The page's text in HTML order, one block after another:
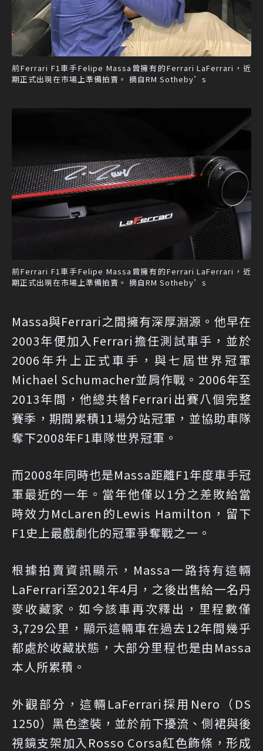
前Ferrari F1車手Felipe Massa曾擁有的Ferrari LaFerrari，近
期正式出現在市場上準備拍賣。 摘自RM Sotheby’s
前Ferrari F1車手Felipe Massa曾擁有的Ferrari LaFerrari，近
期正式出現在市場上準備拍賣。 摘自RM Sotheby’s
Massa與Ferrari之間擁有深厚淵源。他早在
2003年便加入Ferrari擔任測試車手，並於
2006年升上正式車手，與七屆世界冠軍
Michael Schumacher並肩作戰。2006年至
2013年間，他總共替Ferrari出賽八個完整
賽季，期間累積11場分站冠軍，並協助車隊
奪下2008年F1車隊世界冠軍。
而2008年同時也是Massa距離F1年度車手冠
軍最近的一年。當年他僅以1分之差敗給當
時效力McLaren的Lewis Hamilton，留下
F1史上最戲劇化的冠軍爭奪戰之一。
根據拍賣資訊顯示，Massa一路持有這輛
LaFerrari至2021年4月，之後出售給一名丹
麥收藏家。如今該車再次釋出，里程數僅
3,729公里，顯示這輛車在過去12年間幾乎
都處於收藏狀態，大部分里程也是由Massa
本人所累積。
外觀部分，這輛LaFerrari採用Nero（DS
1250）黑色塗裝，並於前下擾流、側裙與後
視鏡支架加入Rosso Corsa紅色飾條，形成